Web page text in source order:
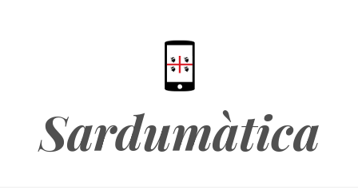
Sardumàtica